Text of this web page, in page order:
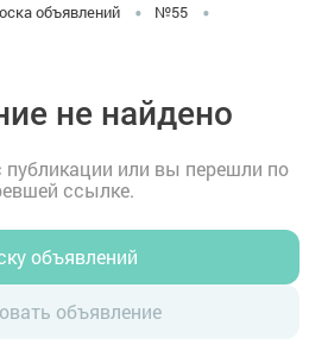
объявлений №55
не найдено
или вы перешли по
ссылке.
объявлений
объявление